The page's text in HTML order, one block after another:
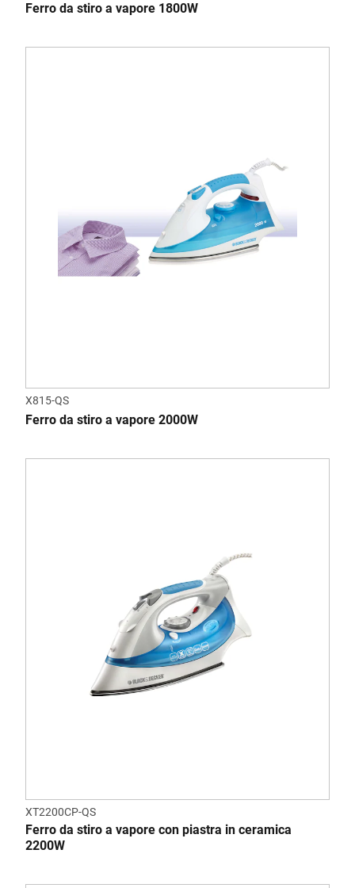
Ferro da stiro a vapore 1800W
X815-QS
Ferro da stiro a vapore 2000W
XT2200CP-QS
Ferro da stiro a vapore con piastra in ceramica
2200W